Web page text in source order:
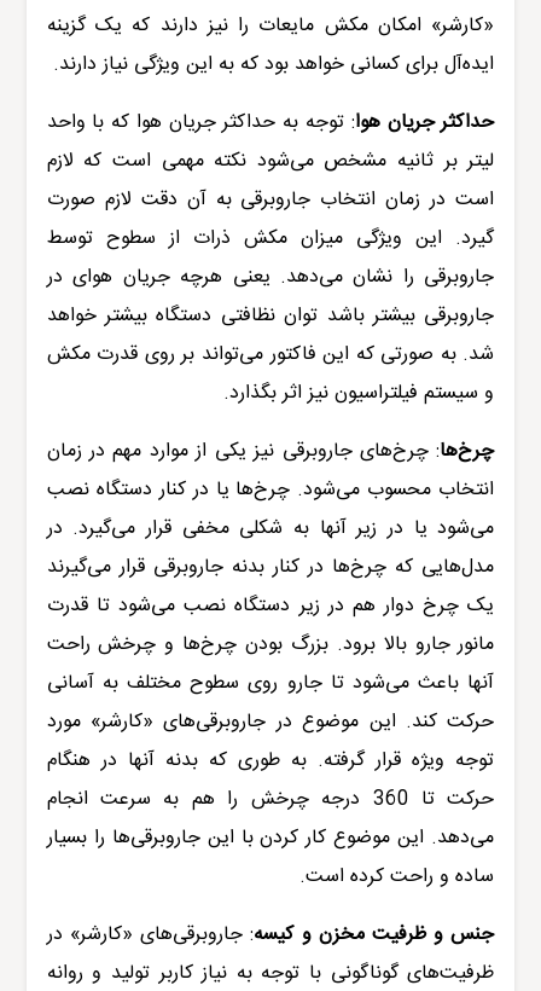
«کارشر» امکان مکش مایعات را نیز دارند که یک گزینه
ایده‌آل برای کسانی خواهد بود که به این ویژگی نیاز دارند.
حداکثر جریان هوا: توجه به حداکثر جریان هوا که با واحد
لیتر بر ثانیه مشخص می‌شود نکته مهمی است که لازم
است در زمان انتخاب جاروبرقی به آن دقت لازم صورت
گیرد. این ویژگی میزان مکش ذرات از سطوح توسط
جاروبرقی را نشان می‌دهد. یعنی هرچه جریان هوای در
جاروبرقی بیشتر باشد توان نظافتی دستگاه بیشتر خواهد
شد. به صورتی که این فاکتور می‌تواند بر روی قدرت مکش
و سیستم فیلتراسیون نیز اثر بگذارد.
چرخ‌ها:چرخ‌هایجاروبرقی نیز یکی از موارد مهم در زمان
انتخاب محسوب می‌شود. چرخ‌ها یا در کنار دستگاه نصب
می‌شود یا در زیر آنها به شکلی مخفی قرار می‌گیرد. در
مدل‌هایی که چرخ‌ها در کنار بدنهجاروبرقیقرار می‌گیرند
یک چرخ دوار هم در زیر دستگاه نصب می‌شود تا قدرت
مانور جارو بالا برود. بزرگ بودن چرخ‌ها و چرخش راحت
آنها باعث می‌شود تا جارو روی سطوح مختلف به آسانی
حرکت کند. این موضوع در جاروبرقی‌های«کارشر» مورد
توجه ویژه قرار گرفته. به طوری که بدنه آنها در هنگام
حرکت تا 360 درجه چرخش را هم به سرعت انجام
می‌دهد. این موضوع کار کردن با این جاروبرقی‌ها را بسیار
ساده و راحت کرده است.
جنس و ظرفیت مخزن و کیسه:جاروبرقی‌های «کارشر» در
ظرفیت‌های گوناگونی با توجه به نیاز کاربر تولید و روانه